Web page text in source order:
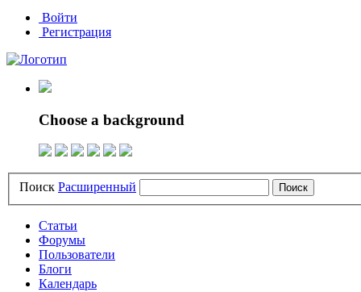
Войти
Регистрация
Choose a background
Поиск Расширенный
Статьи
Форумы
Пользователи
Блоги
Календарь